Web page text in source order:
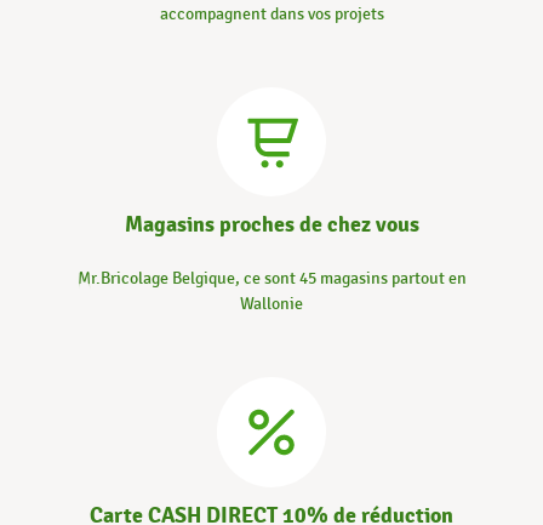
accompagnent dans vos projets
Magasins proches de chez vous
Mr.Bricolage Belgique, ce sont 45 magasins partout en
Wallonie
Carte CASH DIRECT 10% de réduction